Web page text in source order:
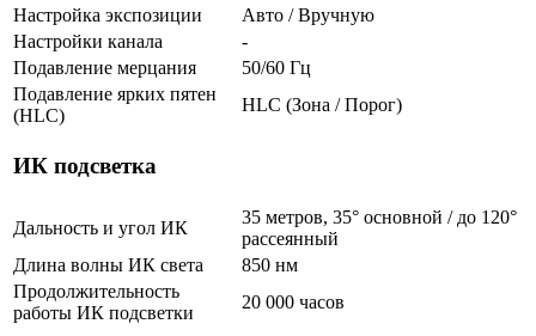
Настройка экспозиции
Авто / Вручную
Настройки канала
-
Подавление мерцания
50/60 Гц
Подавление ярких пятен
(HLC)
HLC (Зона / Порог)
ИК подсветка
Дальность и угол ИК
35 метров, 35° основной / до 120°
рассеянный
Длина волны ИК света
850 нм
Продолжительность
работы ИК подсветки
20 000 часов